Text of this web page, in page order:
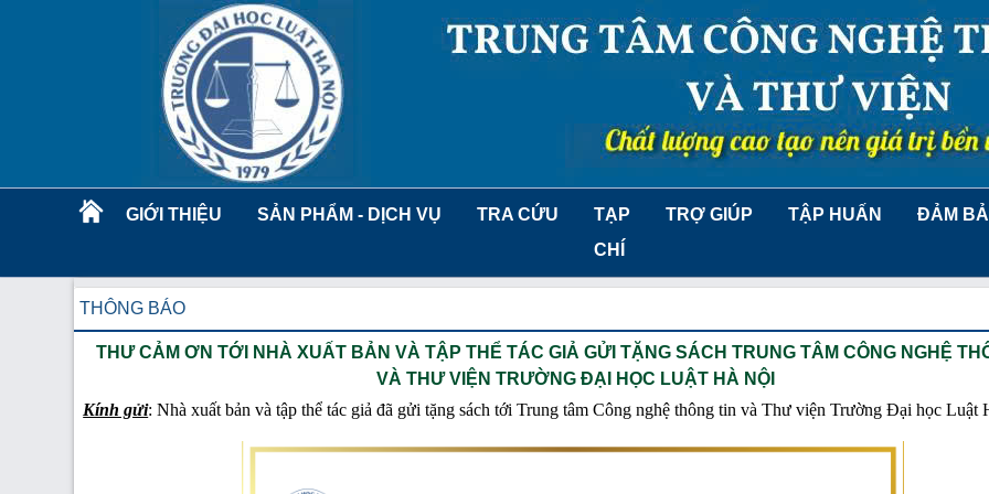
GIỚI THIỆU SẢN PHẨM - DỊCH VỤ TRA CỨU
TẠP
CHÍ
TRỢ GIÚP TẬP HUẤN ĐẢM
THÔNG BÁO
THƯ CẢM ƠN TỚI NHÀ XUẤT BẢN VÀ TẬP THỂ TÁC GIẢ GỬI TẶNG SÁCH TRUNG TÂM CÔNG NGHỆ
VÀ THƯ VIỆN TRƯỜNG ĐẠI HỌC LUẬT HÀ NỘI
Kính gửi: Nhà xuất bản và tập thể tác giả đã gửi tặng sách tới Trung tâm Công nghệ thông tin và Thư viện Trường Đại học Luật